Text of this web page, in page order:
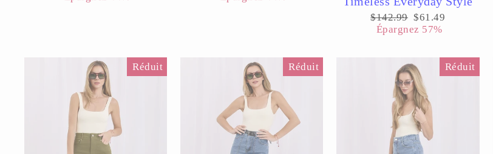
Prix
régulier
$142.99 Prix
réduit
$61.49
Épargnez 57%
Réduit Réduit Réduit